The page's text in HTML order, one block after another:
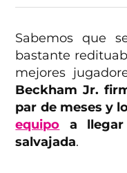
Sabemos que
bastante
mejores
Beckham Jr.
par de meses y
equipo a
salvajada.